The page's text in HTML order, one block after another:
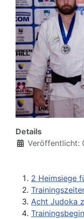
Details
Veröffentlicht:
2 Heimsiege
Acht Judoka